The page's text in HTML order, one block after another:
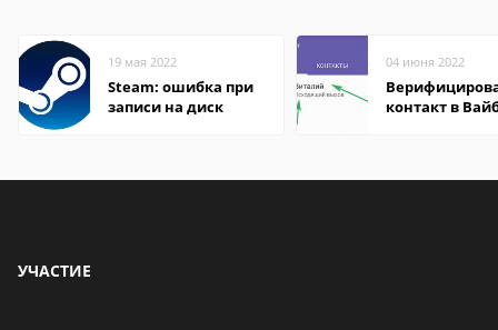
19 мая 2022
Steam: ошибка при
записи на диск
04 июня 2022
контакт в
УЧАСТИЕ